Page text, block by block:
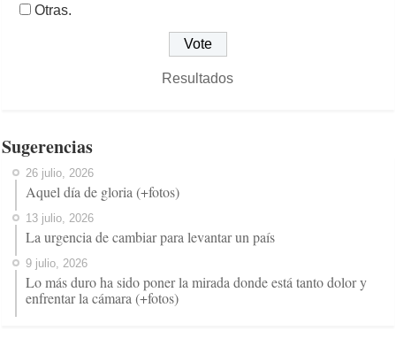
Otras.
Resultados
Sugerencias
26 julio, 2026
Aquel día de gloria (+fotos)
13 julio, 2026
La urgencia de cambiar para levantar un país
9 julio, 2026
Lo más duro ha sido poner la mirada donde está tanto dolor y
enfrentar la cámara (+fotos)